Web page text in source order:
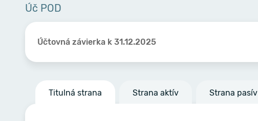
Úč POD
Účtovná závierka k 31.12.2025
Titulná strana Strana aktív Strana pasív